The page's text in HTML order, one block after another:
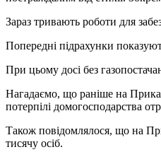
Зараз тривають роботи для
Попередні підрахунки
При цьому досі без
Нагадаємо, що раніше на
потерпілі домогосподарства
Також повідомлялося, що на
тисячу осіб.